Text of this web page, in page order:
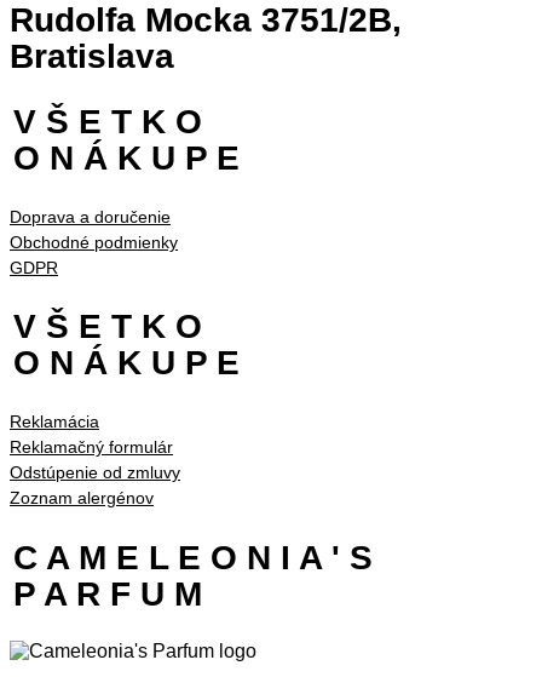
Rudolfa Mocka 3751/2B,
Bratislava
V Š E T K O
O N Á K U P E
Doprava a doručenie
Obchodné podmienky
GDPR
V Š E T K O
O N Á K U P E
Reklamácia
Reklamačný formulár
Odstúpenie od zmluvy
Zoznam alergénov
C A M E L E O N I A ' S
P A R F U M